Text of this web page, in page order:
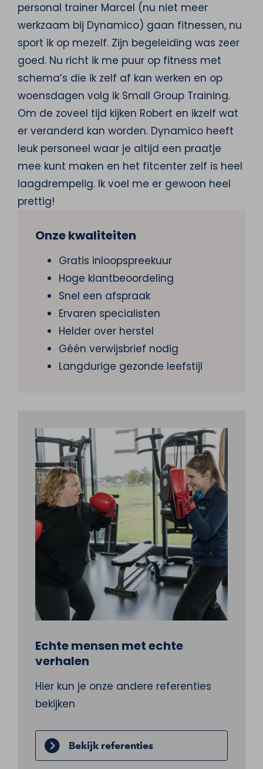
personal trainer Marcel (nu niet meer
werkzaam bij Dynamico) gaan fitnessen, nu
sport ik op mezelf. Zijn begeleiding was zeer
goed. Nu richt ik me puur op fitness met
schema’s die ik zelf af kan werken en op
woensdagen volg ik Small Group Training.
Om de zoveel tijd kijken Robert en ikzelf wat
er veranderd kan worden. Dynamico heeft
leuk personeel waar je altijd een praatje
mee kunt maken en het fitcenter zelf is heel
laagdrempelig. Ik voel me er gewoon heel
prettig!
Onze kwaliteiten
Gratis inloopspreekuur
Hoge klantbeoordeling
Snel een afspraak
Ervaren specialisten
Helder over herstel
Géén verwijsbrief nodig
Langdurige gezonde leefstijl
Echte mensen met echte
verhalen
Hier kun je onze andere referenties
bekijken
Bekijk referenties